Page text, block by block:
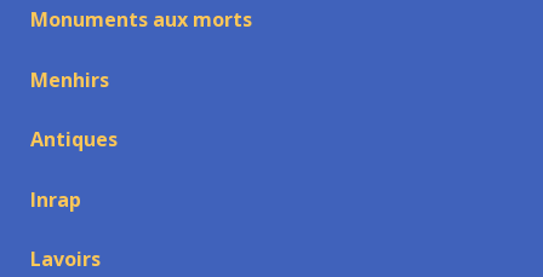
Monuments aux morts
Menhirs
Antiques
Inrap
Lavoirs